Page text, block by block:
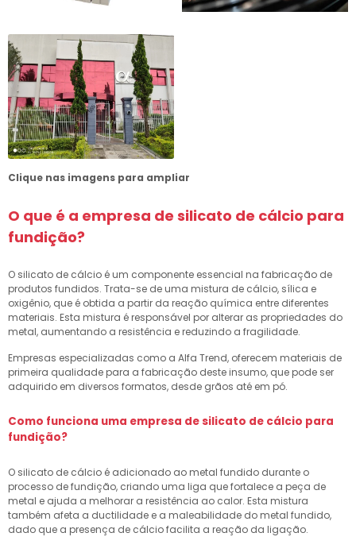
Clique nas imagens para ampliar
O que é a empresa de silicato de cálcio para
fundição?
O silicato de cálcio é um componente essencial na fabricação de
produtos fundidos. Trata-se de uma mistura de cálcio, sílica e
oxigênio, que é obtida a partir da reação química entre diferentes
materiais. Esta mistura é responsável por alterar as propriedades do
metal, aumentando a resistência e reduzindo a fragilidade.
Empresas especializadas como a Alfa Trend, oferecem materiais de
primeira qualidade para a fabricação deste insumo, que pode ser
adquirido em diversos formatos, desde grãos até em pó.
Como funciona uma empresa de silicato de cálcio para
fundição?
O silicato de cálcio é adicionado ao metal fundido durante o
processo de fundição, criando uma liga que fortalece a peça de
metal e ajuda a melhorar a resistência ao calor. Esta mistura
também afeta a ductilidade e a maleabilidade do metal fundido,
dado que a presença de cálcio facilita a reação da ligação.